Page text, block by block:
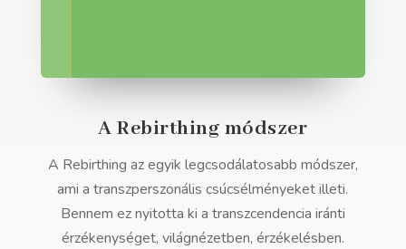
A Rebirthing módszer
A Rebirthing az egyik legcsodálatosabb módszer,
ami a transzperszonális csúcsélményeket illeti.
Bennem ez nyitotta ki a transzcendencia iránti
érzékenységet, világnézetben, érzékelésben.